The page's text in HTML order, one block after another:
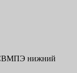
СВМПЭ нижний